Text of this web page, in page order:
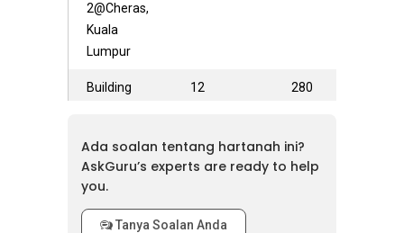
2@Cheras,
Kuala
Lumpur
Building
Lumpur
12 280
Ada soalan tentang hartanah ini?
AskGuru’s experts are ready to help
you.
Tanya Soalan Anda